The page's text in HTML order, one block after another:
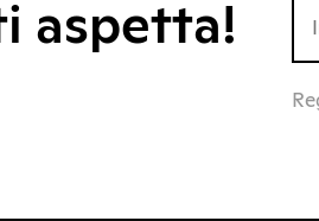
aspetta!